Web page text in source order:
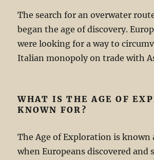
The search for an overwater
began the age of discovery.
were looking for a way to
Italian monopoly on trade with
WHAT IS THE AGE OF
KNOWN FOR?
The Age of Exploration is known
when Europeans discovered and